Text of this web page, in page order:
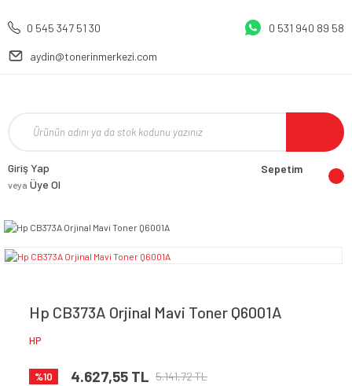
0 545 347 51 30 0 531 940 89 58
aydin@tonerinmerkezi.com
Giriş Yap
veya Üye Ol
Sepetim
Hp CB373A Orjinal Mavi Toner Q6001A
HP
%10 4.627,55 TL 5.141,72 TL